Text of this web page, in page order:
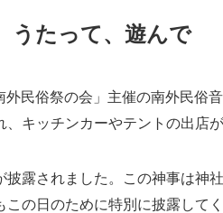
うたって、遊んで
民俗祭の会」主催の南外民俗音
キッチンカーやテントの出店が
露されました。この神事は神
の日のために特別に披露して